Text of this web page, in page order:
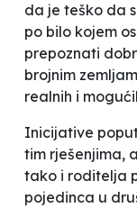
da je teško da
po bilo kojem
prepoznati
brojnim
realnih i
Inicijative
tim rješenjima,
tako i roditelja
pojedinca u